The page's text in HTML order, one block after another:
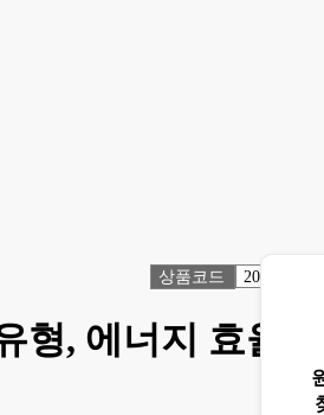
상품코드 2065976
, 에너지 효율,